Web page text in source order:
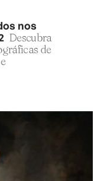
nos
Descubra
de